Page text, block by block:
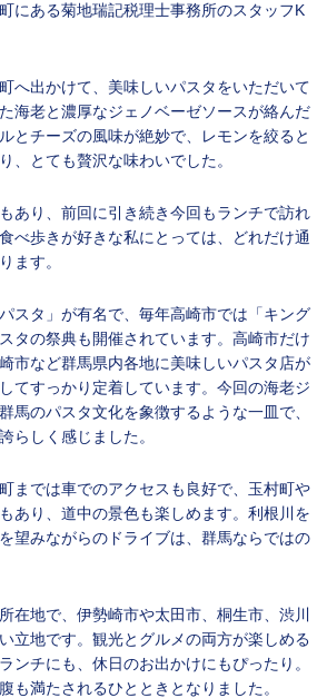
にある菊地瑞記税理士事務所のスタッフK
へ出かけて、美味しいパスタをいただいて
海老と濃厚なジェノベーゼソースが絡んだ
とチーズの風味が絶妙で、レモンを絞ると
、とても贅沢な味わいでした。
あり、前回に引き続き今回もランチで訪れ
べ歩きが好きな私にとっては、どれだけ通
ます。
スタ」が有名で、毎年高崎市では「キング
タの祭典も開催されています。高崎市だけ
市など群馬県内各地に美味しいパスタ店が
てすっかり定着しています。今回の海老ジ
馬のパスタ文化を象徴するような一皿で、
らしく感じました。
までは車でのアクセスも良好で、玉村町や
あり、道中の景色も楽しめます。利根川を
望みながらのドライブは、群馬ならではの
在地で、伊勢崎市や太田市、桐生市、渋川
立地です。観光とグルメの両方が楽しめる
ンチにも、休日のお出かけにもぴったり。
も満たされるひとときとなりました。